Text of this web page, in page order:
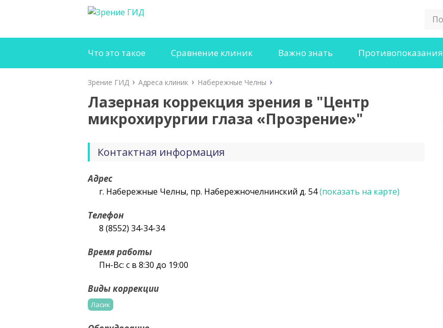
Что это такое Сравнение клиник Важно знать Противопоказания
Зрение ГИД Адреса клиник Набережные Челны
Лазерная коррекция зрения в "Центр
микрохирургии глаза «Прозрение»"
Контактная информация
Адрес
г. Набережные Челны, пр. Набережночелнинский д. 54(показать на карте)
Телефон
8 (8552) 34-34-34
Время работы
Пн-Вс: c в 8:30 до 19:00
Виды коррекции
Ласик